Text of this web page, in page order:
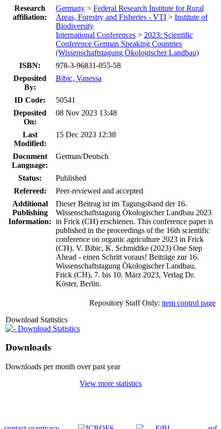
Research
affiliation:
Germany > Federal Research Institute for Rural
Areas, Forestry and Fisheries - VTI > Institute of
Biodiversity
International Conferences > 2023: Scientific
Conference German Speaking Countries
(Wissenschaftstagung Ökologischer Landbau)
ISBN:
978-3-96831-055-58
Deposited
By:
Bibic, Vanessa
ID Code:
50541
Deposited
On:
08 Nov 2023 13:48
Last
Modified:
15 Dec 2023 12:38
Document
Language:
German/Deutsch
Status:
Published
Refereed:
Peer-reviewed and accepted
Additional
Publishing
Information:
Dieser Beitrag ist im Tagungsband der 16.
Wissenschaftstagung Ökologischer Landbau 2023
in Frick (CH) erschienen. This conference paper is
published in the proceedings of the 16th scientific
conference on organic agriculture 2023 in Frick
(CH). V. Bibic, K. Schmidtke (2023) One Step
Ahead - einen Schritt voraus! Beiträge zur 16.
Wissenschaftstagung Ökologischer Landbau,
Frick (CH), 7. bis 10. März 2023, Verlag Dr.
Köster, Berlin.
Repository Staff Only: item control page
Download Statistics
Download Statistics
Downloads
Downloads per month over past year
View more statistics